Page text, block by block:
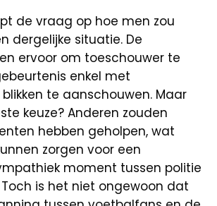
de vraag op hoe men zou
dergelijke situatie. De
ervoor om toeschouwer te
enkel met
te aanschouwen. Maar
keuze? Anderen zouden
hebben geholpen, wat
zorgen voor een
moment tussen politie
is het niet ongewoon dat